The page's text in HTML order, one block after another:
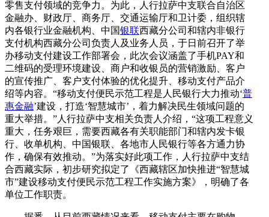
零售支付领域的竞争力。为此，人行拉萨中支联合自治区
金融办、财政厅、商务厅、交通运输厅和卫计委，组织辖
内各银行业金融机构、中国银联西藏分公司和辖内非银行
支付机构西藏分公司负责人及业务人员，于日前召开了举
办移动支付建设工作部署会，此次会议涵盖了手机PAY和
二维码的受理环境建设、商户和收银员的营销激励、客户
的宣传推广、客户支付体验的优化提升、移动支付产品介
绍等内容。“移动支付便民示范工程是人民银行大力推动‘普
惠金融’建设，打造‘智慧城市’，着力解决民生领域问题的
重大举措。”人行拉萨中支相关负责人介绍，“这项工程意义
重大，任务艰巨，需要西藏各有关职能部门和辖内发卡银
行、收单机构、中国银联、各地市人民银行等各方通力协
作，确保有效推动。”为落实好此项工作，人行拉萨中支结
合西藏实际，初步研究拟定了《西藏辖区加快推进“智慧城
市”建设移动支付便民示范工程工作实施方案》，明确了各
单位工作职责。